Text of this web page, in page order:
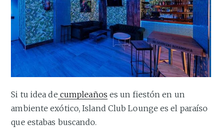
Si tu idea de cumpleaños es un fiestón en un
ambiente exótico, Island Club Lounge es el paraíso
que estabas buscando.